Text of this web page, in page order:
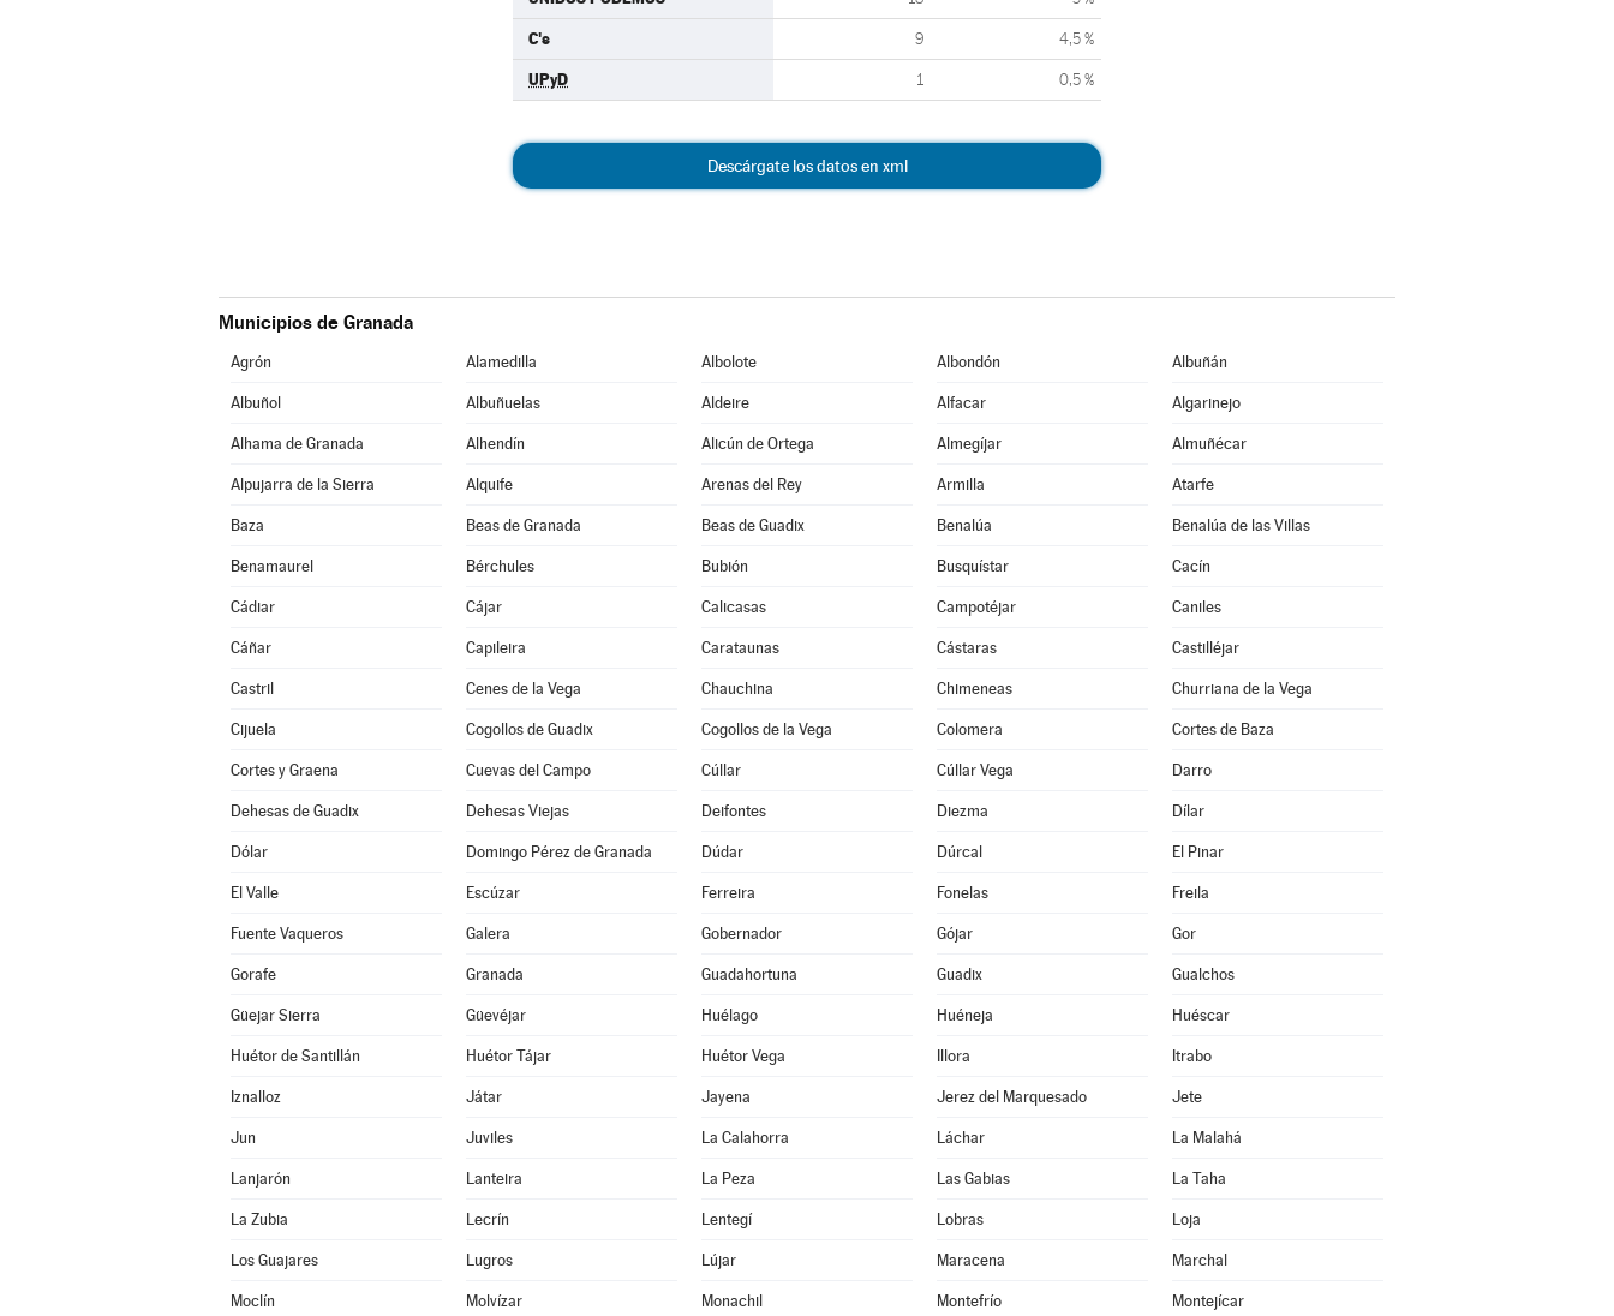
C's 9 4,5 %
UPyD 1 0,5 %
Descárgate los datos en xml
Municipios de Granada
Agrón Alamedilla Albolote Albondón Albuñán
Albuñol Albuñuelas Aldeire Alfacar Algarinejo
Alhama de Granada Alhendín Alicún de Ortega Almegíjar Almuñécar
Alpujarra de la Sierra Alquife Arenas del Rey Armilla Atarfe
Baza Beas de Granada Beas de Guadix Benalúa Benalúa de las Villas
Benamaurel Bérchules Bubión Busquístar Cacín
Cádiar Cájar Calicasas Campotéjar Caniles
Cáñar Capileira Carataunas Cástaras Castilléjar
Castril Cenes de la Vega Chauchina Chimeneas Churriana de la Vega
Cijuela Cogollos de Guadix Cogollos de la Vega Colomera Cortes de Baza
Cortes y Graena Cuevas del Campo Cúllar Cúllar Vega Darro
Dehesas de Guadix Dehesas Viejas Deifontes Diezma Dílar
Dólar Domingo Pérez de Granada Dúdar Dúrcal El Pinar
El Valle Escúzar Ferreira Fonelas Freila
Fuente Vaqueros Galera Gobernador Gójar Gor
Gorafe Granada Guadahortuna Guadix Gualchos
Güejar Sierra Güevéjar Huélago Huéneja Huéscar
Huétor de Santillán Huétor Tájar Huétor Vega Illora Itrabo
Iznalloz Játar Jayena Jerez del Marquesado Jete
Jun Juviles La Calahorra Láchar La Malahá
Lanjarón Lanteira La Peza Las Gabias La Taha
La Zubia Lecrín Lentegí Lobras Loja
Los Guajares Lugros Lújar Maracena Marchal
Moclín Molvízar Monachil Montefrío Montejícar